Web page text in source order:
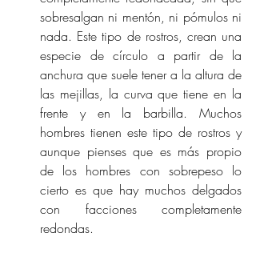
sobresalgan ni mentón, ni pómulos ni
nada. Este tipo de rostros, crean una
especie de círculo a partir de la
anchura que suele tener a la altura de
las mejillas, la curva que tiene en la
frente y en la barbilla. Muchos
hombres tienen este tipo de rostros y
aunque pienses que es más propio
de los hombres con sobrepeso lo
cierto es que hay muchos delgados
con facciones completamente
redondas.